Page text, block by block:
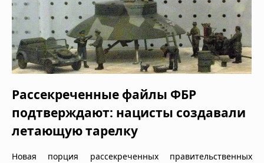
Рассекреченные файлы ФБР
подтверждают: нацисты создавали
летающую тарелку
Новая порция рассекреченных правительственных